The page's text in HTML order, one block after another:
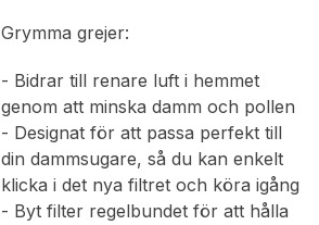
Grymma grejer:
- Bidrar till renare luft i hemmet
genom att minska damm och pollen
- Designat för att passa perfekt till
din dammsugare, så du kan enkelt
klicka i det nya filtret och köra igång
- Byt filter regelbundet för att hålla